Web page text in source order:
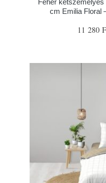
Fehér
cm Emilia Floral
11 280